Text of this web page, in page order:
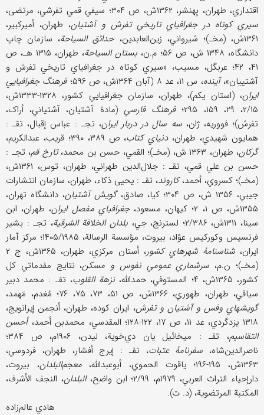
اقتداري، طهران، بِهنشر، ۱۳۶۲ش، ص ۳۰۴؛ سیفي قمي تفرشي، مرتضی،
سیري کوتاه در جغرافیاي تاریخي تفرش و آشتیان، طهران، أمیرکبیر،
۱۳۶۱ش، (مخـ)؛ شیرواني، زین‌العابدین،
حدائق السیاحة، سازمان چاپ
دانشگاه، ۱۳۴۸ ش، ص ۵۶؛ م.ن،
بستان السیاحة
، طهران، ۱۳۱۵ هـ، ص
۴۱، ۴۲؛ عربگل، مسیب، «سیري کوتاه در جغرافیاي تاریخي تفرش و
آشتییان»،آینده، س ۱۱، عد ۸ (آبان ۱۳۶۴ش، ص ۵۹۶؛
فرهنگ جغرافیایي
ایران
، (استان یکم)، طهران، سازمان جغرافیایي کشور، ۱۳۲۸-۱۳۳۳ش،
۲/۱۵، ۲۹، ۱۵۹، ۲۹۵؛
فرهنگ فارسي (مادة آشتیان، آشتیاني، أراک،
تفرش)؛ فووریه، ژان،سه سال در دربار ایران، تجـ : عباس إقبال، تقـ :
همایون شهیدي، طهران،دنیاي کتاب، ص ۳۸۹، ۳۹۰؛ قریب، عبدالکریم،
گرکان، طهران، ۱۳۶۳ ش، (مخـ)؛ القمي، حسن بن محمد، تارخ قم، تجـ :
حسن بن علي قمي، تقـ : جلال‌الدین طهراني، طهران، توس، ۱۳۶۱ش،
(مخـ)؛ کسروي، أحمد،کاروند، تقـ : یحیی ذکاء، طهران، سازمان انتشارات
جیبي، ۱۳۵۶ ش، ص ۳۰۴؛ کیا، صادق،
گویش آشتیان، دانشگاه تهران،
۱۳۵۵ش، ص ۱، ۲؛ کیهان، مسعود،
جغرافیاي مفصل ایران، طهران، ابن
سینا، ۱۳۱۱ش، ۲/۳۸۶؛ لسترنج، جي،
بلدان الخلافة الشرقیة، تجـ : بشیر
فرنسیس وکورکیس عوّاد، بیروت، مؤسسة الرسالة، ۱۴۰۵/۱۹۸۵؛ مرکز آمار
ایران،شناسنامۀ شهرهاي کشور
، أستان مرکزي، طهران، ۱۳۶۵ش، ج ۲
(مخـ)؛ ن.م، سرشماري عمومي نفوس و مسکن، نتایج مقدماتي کل
کشور، ۱۳۶۵ش، ۴؛ المستوفي، حمداللَّه،
نزهة القلوب، تقـ : محمد دبیر
سیاقي، طهران، طهوري، ۱۳۶۶ش، ص ۵۱، ۷۳، ۷۵، ۷۶؛ مُغدم، مَهمد،
گویشهاي وفس و آشتیان و تفرش، ایران کوده، طهران، أنجمن إیرانویج،
۱۳۱۸ یزدگردي، عد ۱۱، ص ۱۷، ۱۲۲-۱۲۸؛ المقدسي، محمدبن أحمد،
أحسن
التقاسیم
، تقـ : میخائیل یان دي‌خویة، لیدن، ۱۹۰۶م، ص ۳۸۴؛
ناصرالدین‌شاه، سفرنامۀ عتبات، تقـ : إیرج أفشار، طهران، فردوسي،
۱۳۶۳ش، ۱۹۵-۱۹۶؛ یاقوت الحموي، أبوعبدالله،
معجم‌البلدان، بیروت،
دارإحیاء التراث العربي، ۱۹۷۹م، ۲/۹۹؛ ابن واضح،
البلدان، النجف الأشرف،
المکتبة المرتضویة، (د. ت).
هادي عالم‌زاده